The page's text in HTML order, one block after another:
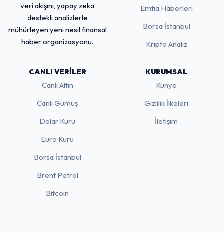
veri akışını, yapay zeka
destekli analizlerle
mühürleyen yeni nesil finansal
haber organizasyonu.
Emtia Haberleri
Borsa İstanbul
Kripto Analiz
CANLI VERILER
Canlı Altın
Canlı Gümüş
Dolar Kuru
Euro Kuru
Borsa İstanbul
Brent Petrol
Bitcoin
KURUMSAL
Künye
Gizlilik İlkeleri
İletişim